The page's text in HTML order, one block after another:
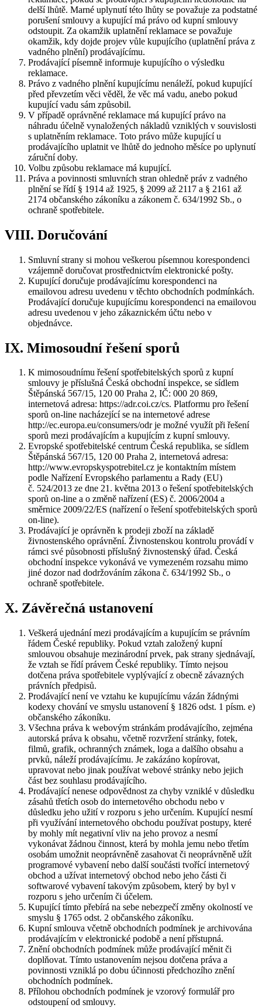
delší lhůtě. Marné uplynutí této lhůty se považuje za podstatné
porušení smlouvy a kupující má právo od kupní smlouvy
odstoupit. Za okamžik uplatnění reklamace se považuje
okamžik, kdy dojde projev vůle kupujícího (uplatnění práva z
vadného plnění) prodávajícímu.
Prodávající písemně informuje kupujícího o výsledku
reklamace.
Právo z vadného plnění kupujícímu nenáleží, pokud kupující
před převzetím věci věděl, že věc má vadu, anebo pokud
kupující vadu sám způsobil.
V případě oprávněné reklamace má kupující právo na
náhradu účelně vynaložených nákladů vzniklých v souvislosti
s uplatněním reklamace. Toto právo může kupující u
prodávajícího uplatnit ve lhůtě do jednoho měsíce po uplynutí
záruční doby.
Volbu způsobu reklamace má kupující.
Práva a povinnosti smluvních stran ohledně práv z vadného
plnění se řídí § 1914 až 1925, § 2099 až 2117 a § 2161 až
2174 občanského zákoníku a zákonem č. 634/1992 Sb., o
ochraně spotřebitele.
VIII. Doručování
Smluvní strany si mohou veškerou písemnou korespondenci
vzájemně doručovat prostřednictvím elektronické pošty.
Kupující doručuje prodávajícímu korespondenci na
emailovou adresu uvedenu v těchto obchodních podmínkách.
Prodávající doručuje kupujícímu korespondenci na emailovou
adresu uvedenou v jeho zákaznickém účtu nebo v
objednávce.
IX. Mimosoudní řešení sporů
K mimosoudnímu řešení spotřebitelských sporů z kupní
smlouvy je příslušná Česká obchodní inspekce, se sídlem
Štěpánská 567/15, 120 00 Praha 2, IČ: 000 20 869,
internetová adresa: https://adr.coi.cz/cs. Platformu pro řešení
sporů on-line nacházející se na internetové adrese
http://ec.europa.eu/consumers/odr je možné využít při řešení
sporů mezi prodávajícím a kupujícím z kupní smlouvy.
Evropské spotřebitelské centrum Česká republika, se sídlem
Štěpánská 567/15, 120 00 Praha 2, internetová adresa:
http://www.evropskyspotrebitel.cz je kontaktním místem
podle Nařízení Evropského parlamentu a Rady (EU)
č. 524/2013 ze dne 21. května 2013 o řešení spotřebitelských
sporů on-line a o změně nařízení (ES) č. 2006/2004 a
směrnice 2009/22/ES (nařízení o řešení spotřebitelských sporů
on-line).
Prodávající je oprávněn k prodeji zboží na základě
živnostenského oprávnění. Živnostenskou kontrolu provádí v
rámci své působnosti příslušný živnostenský úřad. Česká
obchodní inspekce vykonává ve vymezeném rozsahu mimo
jiné dozor nad dodržováním zákona č. 634/1992 Sb., o
ochraně spotřebitele.
X. Závěrečná ustanovení
Veškerá ujednání mezi prodávajícím a kupujícím se právním
řádem České republiky. Pokud vztah založený kupní
smlouvou obsahuje mezinárodní prvek, pak strany sjednávají,
že vztah se řídí právem České republiky. Tímto nejsou
dotčena práva spotřebitele vyplývající z obecně závazných
právních předpisů.
Prodávající není ve vztahu ke kupujícímu vázán žádnými
kodexy chování ve smyslu ustanovení § 1826 odst. 1 písm. e)
občanského zákoníku.
Všechna práva k webovým stránkám prodávajícího, zejména
autorská práva k obsahu, včetně rozvržení stránky, fotek,
filmů, grafik, ochranných známek, loga a dalšího obsahu a
prvků, náleží prodávajícímu. Je zakázáno kopírovat,
upravovat nebo jinak používat webové stránky nebo jejich
část bez souhlasu prodávajícího.
Prodávající nenese odpovědnost za chyby vzniklé v důsledku
zásahů třetích osob do internetového obchodu nebo v
důsledku jeho užití v rozporu s jeho určením. Kupující nesmí
při využívání internetového obchodu používat postupy, které
by mohly mít negativní vliv na jeho provoz a nesmí
vykonávat žádnou činnost, která by mohla jemu nebo třetím
osobám umožnit neoprávněně zasahovat či neoprávněně užít
programové vybavení nebo další součásti tvořící internetový
obchod a užívat internetový obchod nebo jeho části či
softwarové vybavení takovým způsobem, který by byl v
rozporu s jeho určením či účelem.
Kupující tímto přebírá na sebe nebezpečí změny okolností ve
smyslu § 1765 odst. 2 občanského zákoníku.
Kupní smlouva včetně obchodních podmínek je archivována
prodávajícím v elektronické podobě a není přístupná.
Znění obchodních podmínek může prodávající měnit či
doplňovat. Tímto ustanovením nejsou dotčena práva a
povinnosti vzniklá po dobu účinnosti předchozího znění
obchodních podmínek.
Přílohou obchodních podmínek je vzorový formulář pro
odstoupení od smlouvy.